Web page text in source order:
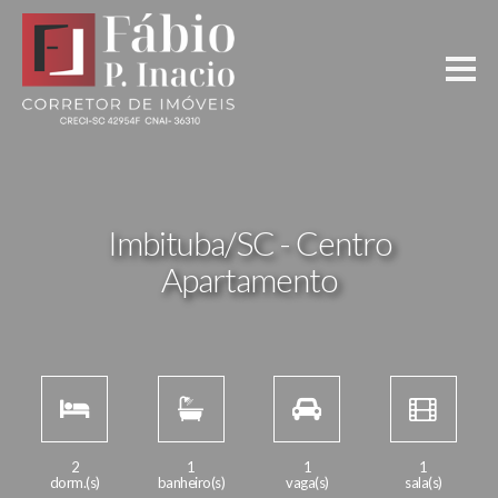
Imbituba/SC - Centro
Apartamento
2
dorm.(s)
1
banheiro(s)
1
vaga(s)
1
sala(s)